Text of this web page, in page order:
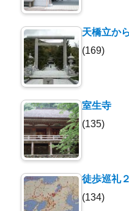
天橋立か
(169)
室生寺
(135)
徒歩巡礼
(134)